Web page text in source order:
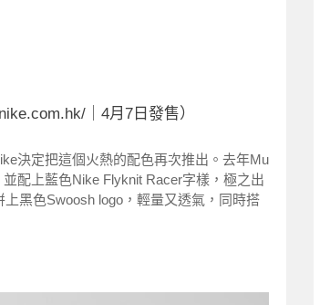
｜4月7日發售）
決定把這個火熱的配色再次推出。去年Mu
配上藍色Nike Flyknit Racer字樣，極之出
黑色Swoosh logo，輕量又透氣，同時搭